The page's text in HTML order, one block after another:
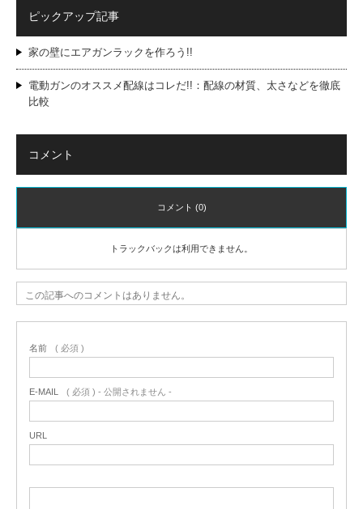
ピックアップ記事
家の壁にエアガンラックを作ろう!!
電動ガンのオススメ配線はコレだ!!：配線の材質、太さなどを徹底
比較
コメント
コメント (0)
トラックバックは利用できません。
この記事へのコメントはありません。
名前 ( 必須 )
E-MAIL ( 必須 ) - 公開されません -
URL